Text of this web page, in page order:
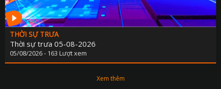
THỜI SỰ TRƯA
Thời sự trưa 05-08-2026
05/08/2026 - 163 Lượt xem
Xem thêm